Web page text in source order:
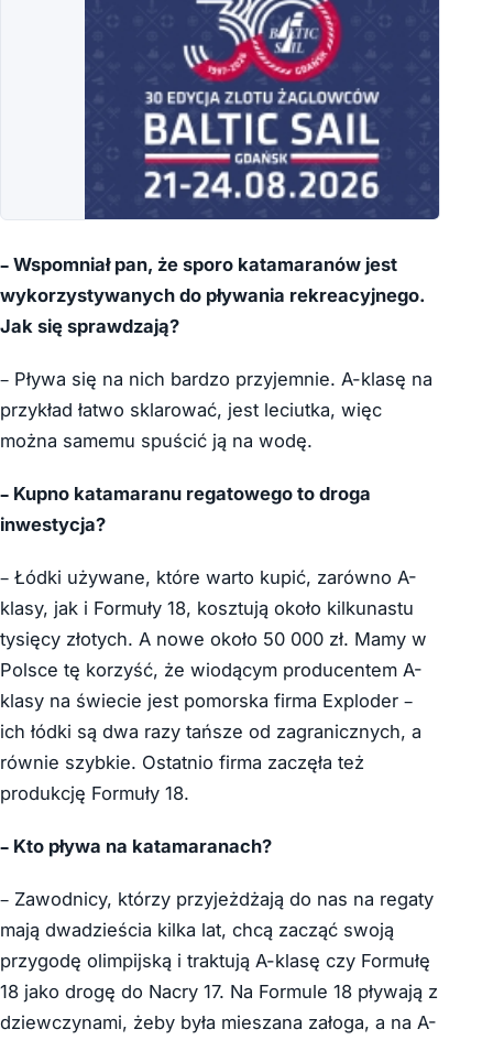
– Wspomniał pan, że sporo katamaranów jest
wykorzystywanych do pływania rekreacyjnego.
Jak się sprawdzają?
– Pływa się na nich bardzo przyjemnie. A-klasę na
przykład łatwo sklarować, jest leciutka, więc
można samemu spuścić ją na wodę.
– Kupno katamaranu regatowego to droga
inwestycja?
– Łódki używane, które warto kupić, zarówno A-
klasy, jak i Formuły 18, kosztują około kilkunastu
tysięcy złotych. A nowe około 50 000 zł. Mamy w
Polsce tę korzyść, że wiodącym producentem A-
klasy na świecie jest pomorska firma Exploder –
ich łódki są dwa razy tańsze od zagranicznych, a
równie szybkie. Ostatnio firma zaczęła też
produkcję Formuły 18.
– Kto pływa na katamaranach?
– Zawodnicy, którzy przyjeżdżają do nas na regaty
mają dwadzieścia kilka lat, chcą zacząć swoją
przygodę olimpijską i traktują A-klasę czy Formułę
18 jako drogę do Nacry 17. Na Formule 18 pływają z
dziewczynami, żeby była mieszana załoga, a na A-